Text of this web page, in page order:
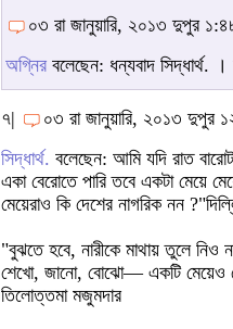
০৩ রা জানুয়ারি, ২০১৩ দুপুর
অগ্নির বলেছেন: ধন্যবাদ সিদ্ধার্থ.
৭|
০৩ রা জানুয়ারি, ২০১৩ দুপুর
সিদ্ধার্থ. বলেছেন: আমি যদি রাত
একা বেরোতে পারি তবে একটা মেয়ে
মেয়েরাও কি দেশের নাগরিক নন
"বুঝতে হবে, নারীকে মাথায় তুলে নিও
শেখো, জানো, বোঝো— একটি মেয়েও
তিলোত্তমা মজুমদার